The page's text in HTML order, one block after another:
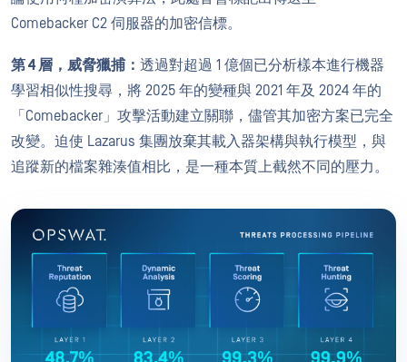
Comebacker C2 伺服器的加密信標。
第 4 層，威脅獵捕： 透過對超過 1 億個已分析樣本進行機器
學習相似性搜尋，將 2025 年的變種與 2021 年及 2024 年的
「Comebacker」攻擊活動建立關聯，儘管其加密方案已完全
改變。迫使 Lazarus 集團放棄其載入器架構與執行模型，與
追蹤新的檔案雜湊值相比，是一種本質上截然不同的壓力。